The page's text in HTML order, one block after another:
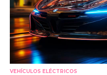
VEHÍCULOS ELÉCTRICOS